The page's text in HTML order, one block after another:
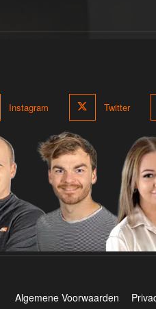
Instagram Twitter
Algemene Voorwaarden